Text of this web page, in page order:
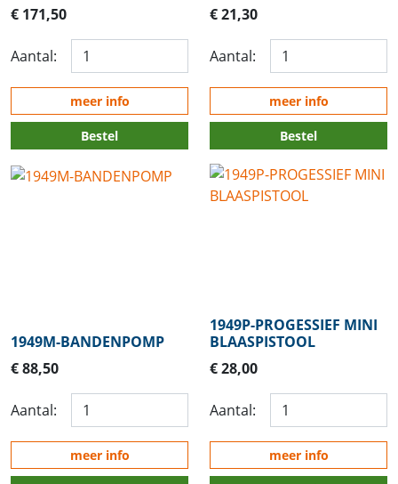
€ 171,50
Aantal:
meer info
Bestel
€ 21,30
Aantal:
meer info
Bestel
1949M-BANDENPOMP
€ 88,50
Aantal:
meer info
1949P-PROGESSIEF MINI
BLAASPISTOOL
€ 28,00
Aantal:
meer info